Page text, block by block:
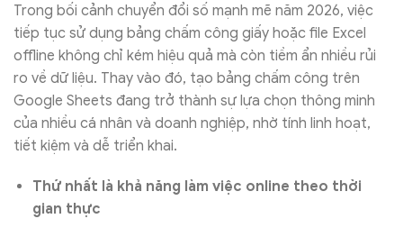
Trong bối cảnh chuyển đổi số mạnh mẽ năm 2026, việc
tiếp tục sử dụng bảng chấm công giấy hoặc file Excel
offline không chỉ kém hiệu quả mà còn tiềm ẩn nhiều rủi
ro về dữ liệu. Thay vào đó, tạo bảng chấm công trên
Google Sheets đang trở thành sự lựa chọn thông minh
của nhiều cá nhân và doanh nghiệp, nhờ tính linh hoạt,
tiết kiệm và dễ triển khai.
Thứ nhất là khả năng làm việc online theo thời
gian thực